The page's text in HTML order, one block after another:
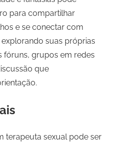
para compartilhar
e se conectar com
suas próprias
fóruns, grupos em redes
que
terapeuta sexual pode ser